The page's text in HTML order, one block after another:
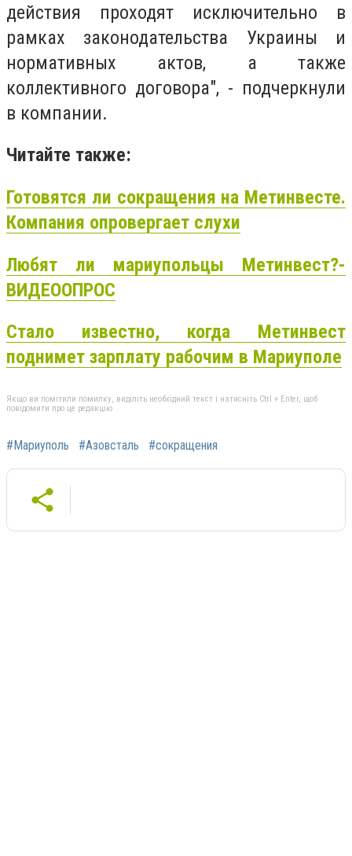
действия проходят исключительно в
рамках законодательства Украины и
нормативных актов, а также
коллективного договора", - подчеркнули
в компании.
Читайте также:
Готовятся ли сокращения на Метинвесте.
Компания опровергает слухи
Любят ли мариупольцы Метинвест?-
ВИДЕООПРОС
Стало известно, когда Метинвест
поднимет зарплату рабочим в Мариуполе
Якщо ви помітили помилку, виділіть необхідний текст і натисніть Ctrl + Enter, щоб
повідомити про це редакцію
#Мариуполь #Азовсталь #сокращения